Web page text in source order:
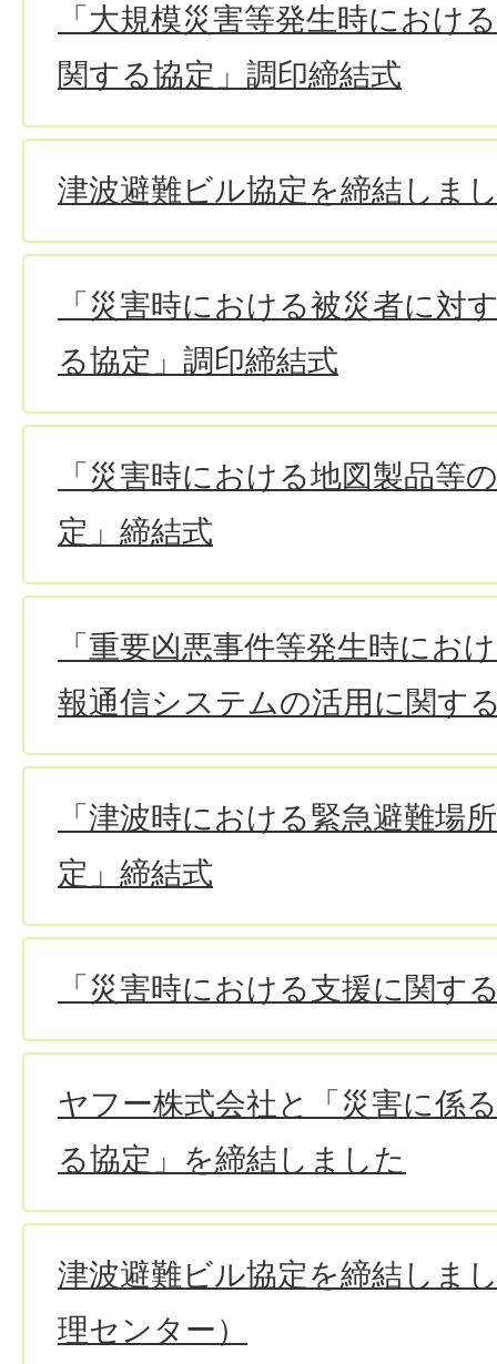
「大規模災害等発生時におけ
関する協定」調印締結式
津波避難ビル協定を締結しま
「災害時における被災者に対
る協定」調印締結式
「災害時における地図製品等
定」締結式
「重要凶悪事件等発生時にお
報通信システムの活用に関す
「津波時における緊急避難場
定」締結式
「災害時における支援に関す
ヤフー株式会社と「災害に係
る協定」を締結しました
津波避難ビル協定を締結しま
理センター）